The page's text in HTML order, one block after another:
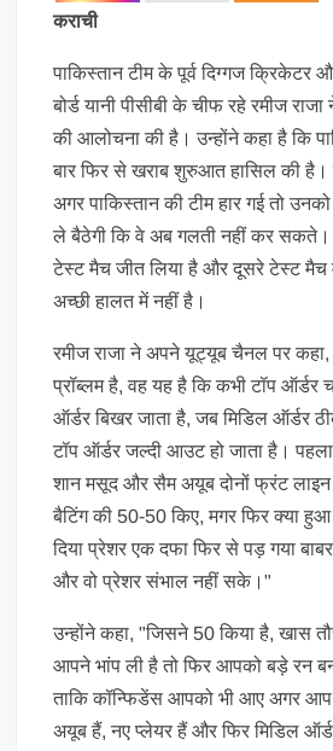
कराची
पाकिस्तान टीम के पूर्व दिग्गज क्रिकेटर
बोर्ड यानी पीसीबी के चीफ रहे रमीज
की आलोचना की है। उन्होंने कहा है कि
बार फिर से खराब शुरुआत हासिल की है।
अगर पाकिस्तान की टीम हार गई तो
ले बैठेगी कि वे अब गलती नहीं कर सकते।
टेस्ट मैच जीत लिया है और दूसरे टेस्ट मैच में
अच्छी हालत में नहीं है।
रमीज राजा ने अपने यूट्यूब चैनल पर कहा,
प्रॉब्लम है, वह यह है कि कभी टॉप ऑर्डर
ऑर्डर बिखर जाता है, जब मिडिल ऑर्डर
टॉप ऑर्डर जल्दी आउट हो जाता है।
शान मसूद और सैम अयूब दोनों फ्रंट
बैटिंग की 50-50 किए, मगर फिर क्या
दिया प्रेशर एक दफा फिर से पड़ गया
और वो प्रेशर संभाल नहीं सके।"
उन्होंने कहा, "जिसने 50 किया है, खास
आपने भांप ली है तो फिर आपको बड़े रन
ताकि कॉन्फिडेंस आपको भी आए अगर
अयूब हैं, नए प्लेयर हैं और फिर मिडिल